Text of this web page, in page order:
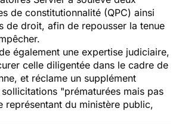
de constitutionnalité (QPC) ainsi
de droit, afin de repousser la tenue
également une expertise judiciaire,
celle diligentée dans le cadre de
et réclame un supplément
"prématurées mais pas
représentant du ministère public,